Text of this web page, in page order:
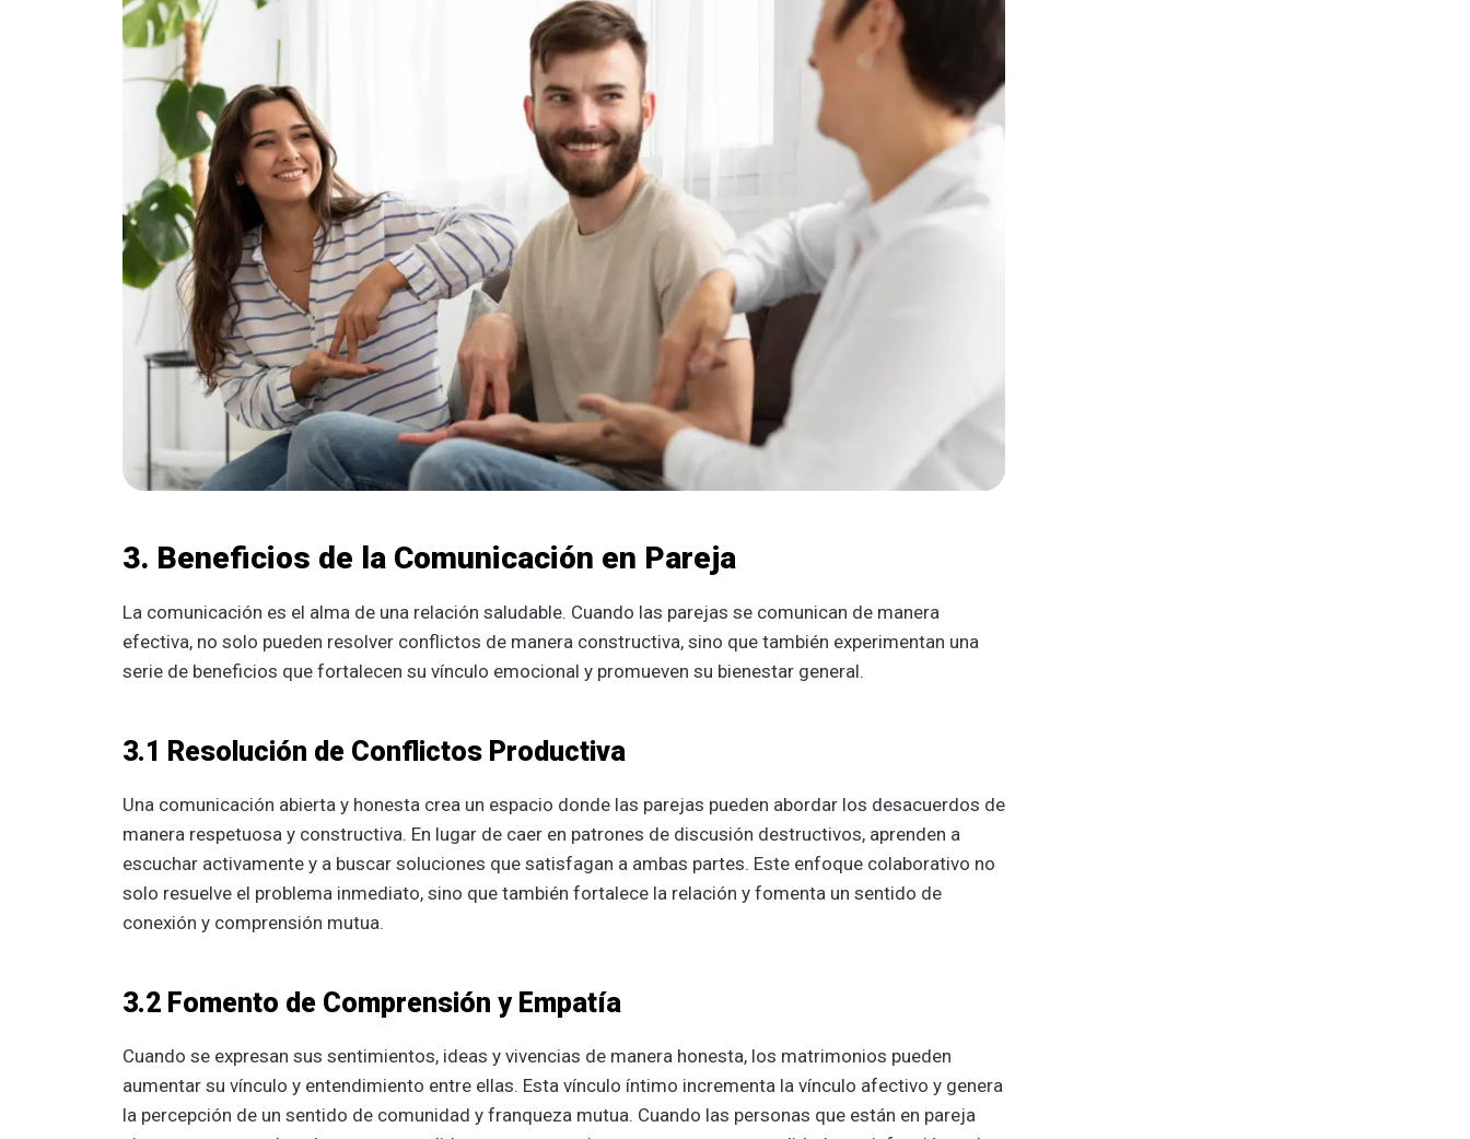
3. Beneficios de la Comunicación en Pareja
La comunicación es el alma de una relación saludable. Cuando las parejas se comunican de manera
efectiva, no solo pueden resolver conflictos de manera constructiva, sino que también experimentan una
serie de beneficios que fortalecen su vínculo emocional y promueven su bienestar general.
3.1 Resolución de Conflictos Productiva
Una comunicación abierta y honesta crea un espacio donde las parejas pueden abordar los desacuerdos de
manera respetuosa y constructiva. En lugar de caer en patrones de discusión destructivos, aprenden a
escuchar activamente y a buscar soluciones que satisfagan a ambas partes. Este enfoque colaborativo no
solo resuelve el problema inmediato, sino que también fortalece la relación y fomenta un sentido de
conexión y comprensión mutua.
3.2 Fomento de Comprensión y Empatía
Cuando se expresan sus sentimientos, ideas y vivencias de manera honesta, los matrimonios pueden
aumentar su vínculo y entendimiento entre ellas. Esta vínculo íntimo incrementa la vínculo afectivo y genera
la percepción de un sentido de comunidad y franqueza mutua. Cuando las personas que están en pareja